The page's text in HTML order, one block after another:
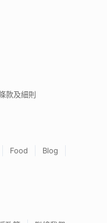
款及細則
Food
Blog